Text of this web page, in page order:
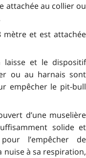
attachée au collier ou
mètre et est attachée
et le dispositif
ou au harnais sont
empêcher le pit-bull
d’une muselière
solide et
l’empêcher de
nuise à sa respiration,